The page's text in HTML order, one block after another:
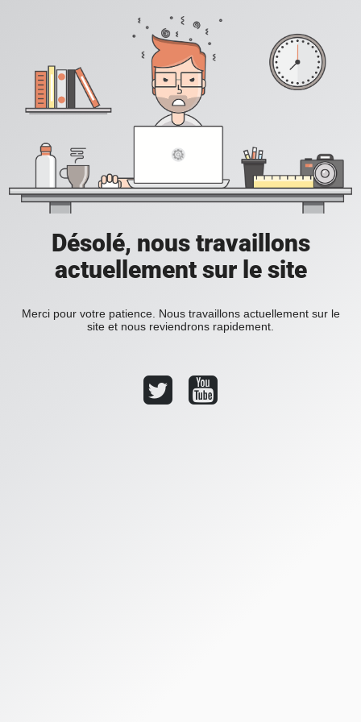
Désolé, nous travaillons
actuellement sur le site
Merci pour votre patience. Nous travaillons actuellement sur le
site et nous reviendrons rapidement.